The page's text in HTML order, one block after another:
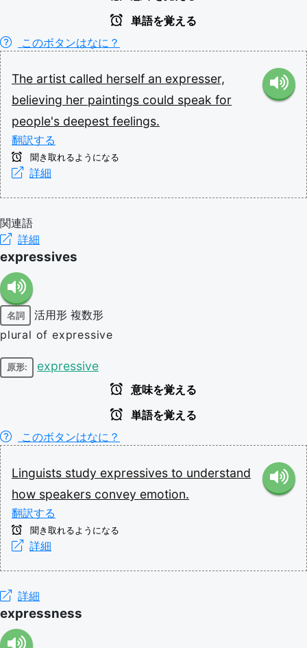
単語を覚える
このボタンはなに？
The artist called herself an expresser,
believing her paintings could speak for
people's deepest feelings.
翻訳する
聞き取れるようになる
詳細
関連語
詳細
expressives
名詞 活用形 複数形
plural of expressive
原形: expressive
意味を覚える
単語を覚える
このボタンはなに？
Linguists study expressives to understand
how speakers convey emotion.
翻訳する
聞き取れるようになる
詳細
詳細
expressness